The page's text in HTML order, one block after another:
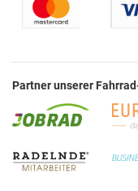
Partner unserer